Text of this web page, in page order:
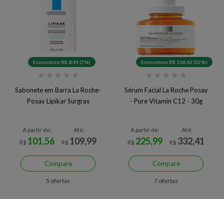
Economize R$ 8,43 (7%)
★ ★ ★ ★ ★
Sabonete em Barra La Roche-
Posay Lipikar Surgras
A partir de:
R$ 101,56
Até:
R$ 109,99
Compare
5 ofertas
Economize R$ 106,42 (32%)
★ ★ ★ ★ ★
Sérum Facial La Roche Posay
- Pure Vitamin C12 - 30g
A partir de:
R$ 225,99
Até:
R$ 332,41
Compare
7 ofertas